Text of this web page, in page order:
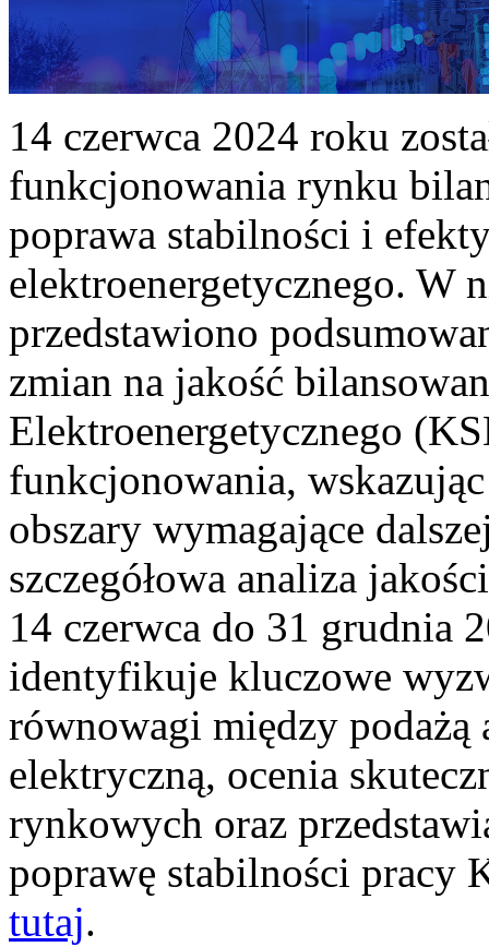
14 czerwca 2024 roku
funkcjonowania rynku
poprawa stabilności i
elektroenergetycznego. W
przedstawiono
zmian na jakość
Elektroenergetycznego
funkcjonowania,
obszary wymagające
szczegółowa analiza
14 czerwca do 31 grudnia
identyfikuje kluczowe
równowagi między podażą
elektryczną, ocenia
rynkowych oraz
poprawę stabilności pracy
tutaj.